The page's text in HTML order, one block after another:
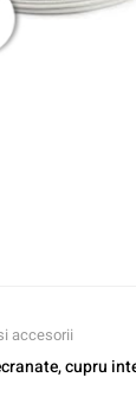
accesorii
cupru